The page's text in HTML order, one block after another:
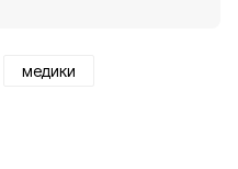
медики